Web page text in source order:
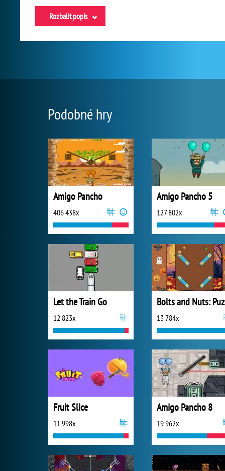
Rozbalit popis
Podobné hry
Amigo Pancho
406 438x
Amigo Pancho 5
127 802x
Let the Train Go
12 823x 13 784x
Fruit Slice
11 998x
Amigo Pancho 8
19 962x